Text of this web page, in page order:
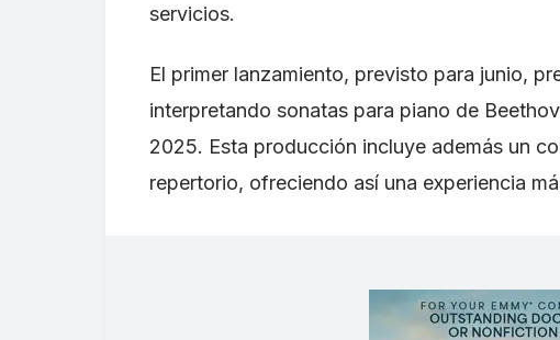
servicios.
El primer lanzamiento, previsto para junio,
interpretando sonatas para piano de
2025. Esta producción incluye además un
repertorio, ofreciendo así una experiencia